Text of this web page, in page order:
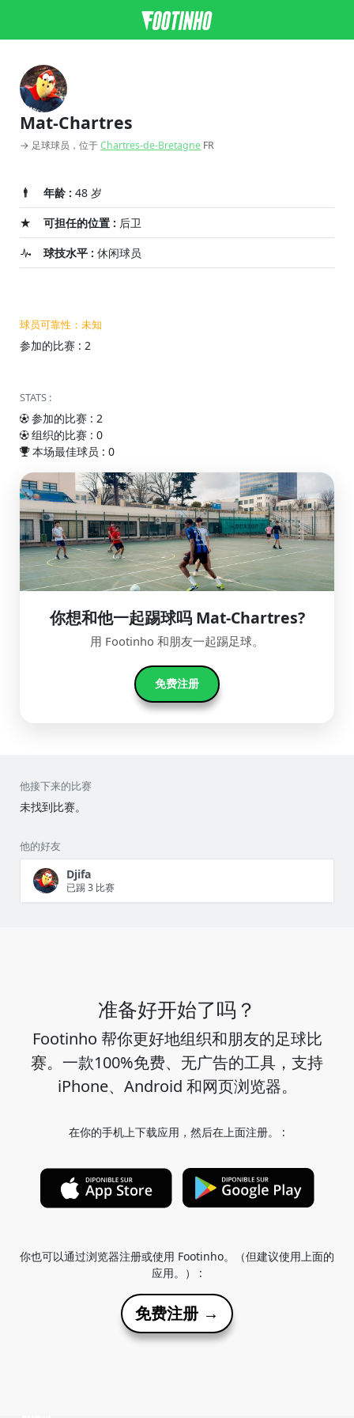
Mat-Chartres
→ 足球球员，位于Chartres-de-Bretagne FR
年龄 : 48 岁
可担任的位置 : 后卫
球技水平 : 休闲球员
球员可靠性：未知
参加的比赛 : 2
STATS :
参加的比赛 : 2
组织的比赛 : 0
本场最佳球员 : 0
你想和他一起踢球吗 Mat-Chartres?
用 Footinho 和朋友一起踢足球。
免费注册
他接下来的比赛
未找到比赛。
他的好友
Djifa
已踢 3 比赛
准备好开始了吗？
Footinho 帮你更好地组织和朋友的足球比
赛。一款100%免费、无广告的工具，支持
iPhone、Android 和网页浏览器。
在你的手机上下载应用，然后在上面注册。 :
你也可以通过浏览器注册或使用 Footinho。（但建议使用上面的
应用。） :
免费注册 →